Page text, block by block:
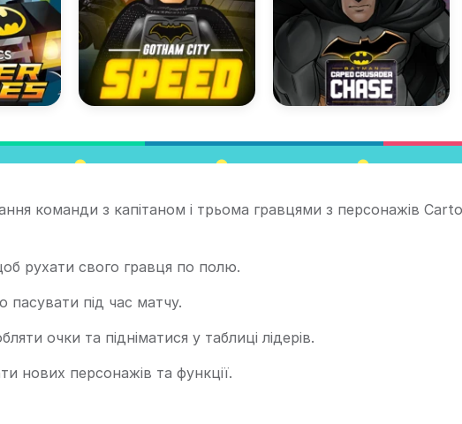
команди з капітаном і трьома гравцями з персонажів
рухати свого гравця по полю.
під час матчу.
очки та підніматися у таблиці лідерів.
нових персонажів та функції.